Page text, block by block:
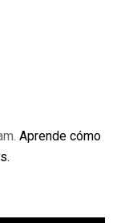
Aprende cómo